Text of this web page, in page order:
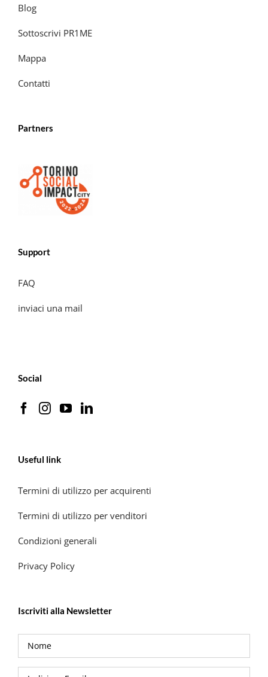
Blog
Sottoscrivi PR1ME
Mappa
Contatti
Partners
Support
FAQ
inviaci una mail
Social
Useful link
Termini di utilizzo per acquirenti
Termini di utilizzo per venditori
Condizioni generali
Privacy Policy
Iscriviti alla Newsletter